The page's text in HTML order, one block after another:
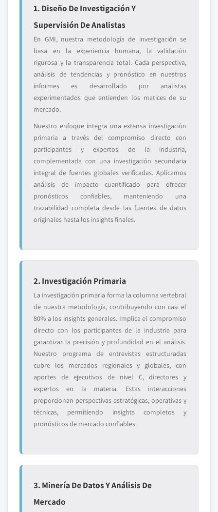
1. Diseño De Investigación Y
Supervisión De Analistas
En GMI, nuestra metodología de investigación se
basa en la experiencia humana, la validación
rigurosa y la transparencia total. Cada perspectiva,
análisis de tendencias y pronóstico en nuestros
informes es desarrollado por analistas
experimentados que entienden los matices de su
mercado.
Nuestro enfoque integra una extensa investigación
primaria a través del compromiso directo con
participantes y expertos de la industria,
complementada con una investigación secundaria
integral de fuentes globales verificadas. Aplicamos
análisis de impacto cuantificado para ofrecer
pronósticos confiables, manteniendo una
trazabilidad completa desde las fuentes de datos
originales hasta los insights finales.
2. Investigación Primaria
La investigación primaria forma la columna vertebral
de nuestra metodología, contribuyendo con casi el
80% a los insights generales. Implica el compromiso
directo con los participantes de la industria para
garantizar la precisión y profundidad en el análisis.
Nuestro programa de entrevistas estructuradas
cubre los mercados regionales y globales, con
aportes de ejecutivos de nivel C, directores y
expertos en la materia. Estas interacciones
proporcionan perspectivas estratégicas, operativas y
técnicas, permitiendo insights completos y
pronósticos de mercado confiables.
3. Minería De Datos Y Análisis De
Mercado